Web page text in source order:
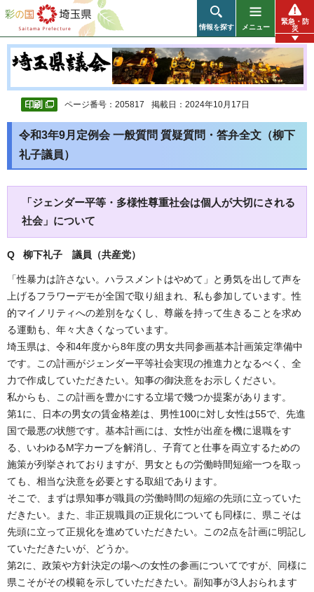
彩の国 埼玉県
情報を探す メニュー
緊急・防
災
ページ番号：205817 掲載日：2024年10月17日
令和3年9月定例会 一般質問 質疑質問・答弁全文（柳下
礼子議員）
「ジェンダー平等・多様性尊重社会は個人が大切にされる
社会」について
Q 柳下礼子 議員（共産党）
「性暴力は許さない。ハラスメントはやめて」と勇気を出して声を
上げるフラワーデモが全国で取り組まれ、私も参加しています。性
的マイノリティへの差別をなくし、尊厳を持って生きることを求め
る運動も、年々大きくなっています。
埼玉県は、令和4年度から8年度の男女共同参画基本計画策定準備中
です。この計画がジェンダー平等社会実現の推進力となるべく、全
力で作成していただきたい。知事の御決意をお示しください。
私からも、この計画を豊かにする立場で幾つか提案があります。
第1に、日本の男女の賃金格差は、男性100に対し女性は55で、先進
国で最悪の状態です。基本計画には、女性が出産を機に退職をす
る、いわゆるM字カーブを解消し、子育てと仕事を両立するための
施策が列挙されておりますが、男女ともの労働時間短縮一つを取っ
ても、相当な決意を必要とする取組であります。
そこで、まずは県知事が職員の労働時間の短縮の先頭に立っていた
だきたい。また、非正規職員の正規化についても同様に、県こそは
先頭に立って正規化を進めていただきたい。この2点を計画に明記し
ていただきたいが、どうか。
第2に、政策や方針決定の場への女性の参画についてですが、同様に
県こそがその模範を示していただきたい。副知事が3人おられます